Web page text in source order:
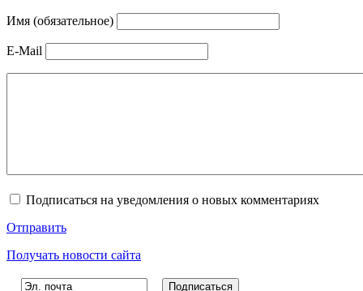
Имя (обязательное)
E-Mail
Подписаться на уведомления о новых комментариях
Отправить
Получать новости сайта